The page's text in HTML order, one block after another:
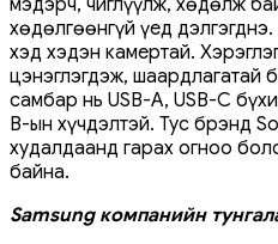
хөдөлгөөнгүй үед
хэд хэдэн камертай.
цэнэглэгдэж, шаардлагатай
самбар нь USB-A, USB-C
В-ын хүчдэлтэй. Тус брэнд
худалдаанд гарах огноо
байна.
Samsung компанийн